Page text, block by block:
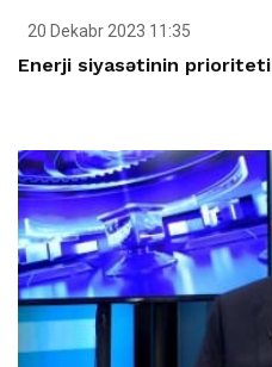
20 Dekabr 2023 11:35
Enerji siyasətinin prioriteti